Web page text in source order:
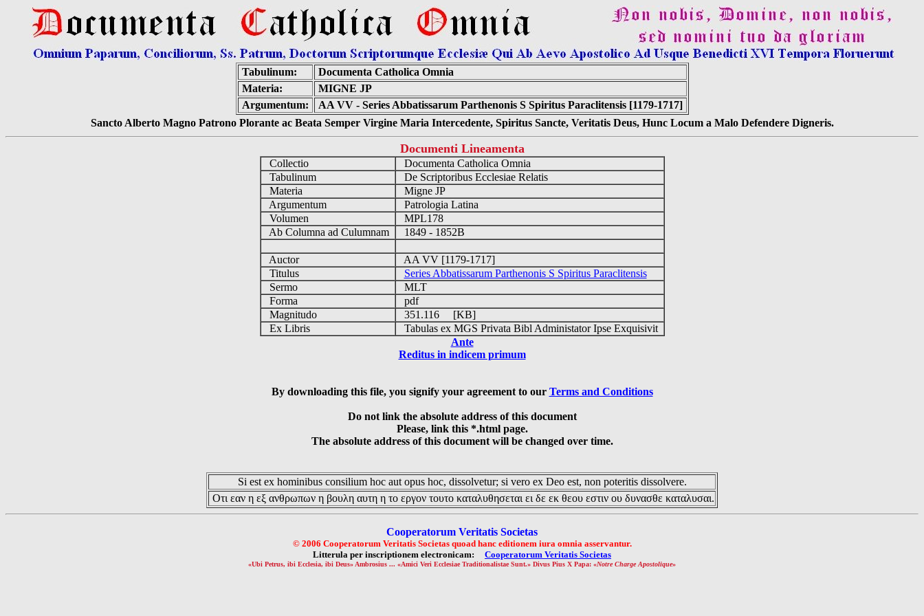
Tabulinum:
Documenta Catholica Omnia
Materia:
MIGNE JP
Argumentum:
AA VV - Series Abbatissarum Parthenonis S Spiritus Paraclitensis [1179-1717]
Sancto Alberto Magno Patrono Plorante ac Beata Semper Virgine Maria Intercedente, Spiritus Sancte, Veritatis Deus, Hunc Locum a Malo Defendere Digneris.
Documenti Lineamenta
Collectio
Documenta Catholica Omnia
Tabulinum
De Scriptoribus Ecclesiae Relatis
Materia
Migne JP
Argumentum
Patrologia Latina
Volumen
MPL178
Ab Columna ad Culumnam
1849 - 1852B
Auctor
AA VV [1179-1717]
Titulus
Series Abbatissarum Parthenonis S Spiritus Paraclitensis
Sermo
MLT
Forma
pdf
Magnitudo
351.116 [KB]
Ex Libris
Tabulas ex MGS Privata Bibl Administator Ipse Exquisivit
Ante
Reditus in indicem primum
By downloading this file, you signify your agreement to our Terms and Conditions
Do not link the absolute address of this document
Please, link this *.html page.
The absolute address of this document will be changed over time.
Si est ex hominibus consilium hoc aut opus hoc, dissolvetur; si vero ex Deo est, non poteritis dissolvere.
Οτι εαν η εξ ανθρωπων η βουλη αυτη η το εργον τουτο καταλυθησεται ει δε εκ θεου εστιν ου δυνασθε καταλυσαι.
Cooperatorum Veritatis Societas
© 2006 Cooperatorum Veritatis Societas quoad hanc editionem iura omnia asservantur.
Litterula per inscriptionem electronicam: Cooperatorum Veritatis Societas
«Ubi Petrus, ibi Ecclesia, ibi Deus» Ambrosius ... «Amici Veri Ecclesiae Traditionalistae Sunt.» Divus Pius X Papa: «Notre Charge Apostolique»